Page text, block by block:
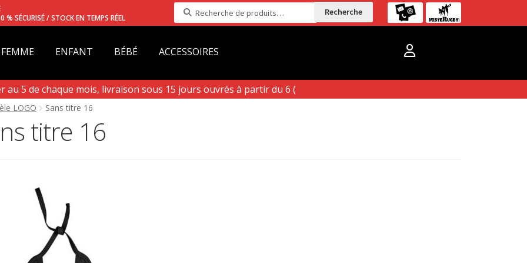
% SÉCURISÉ / STOCK EN TEMPS RÉEL
Recherche
pour :
Recherche
FEMME ENFANT BÉBÉ ACCESSOIRES
5 de chaque mois, livraison sous 15 jours ouvrés à partir du 6 (
Aout)
LOGO Sans titre 16
titre 16